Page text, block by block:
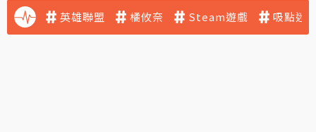
英雄聯盟 橘攸奈 Steam遊戲 吸點迷